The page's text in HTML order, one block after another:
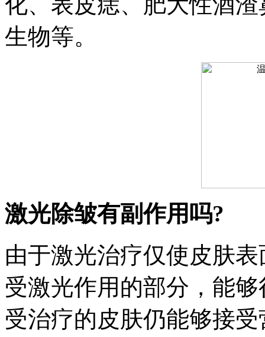
生物等。
激光除皱有副作用吗?
由于激光治疗仅使皮肤
受激光作用的部分，能
受治疗的皮肤仍能够接